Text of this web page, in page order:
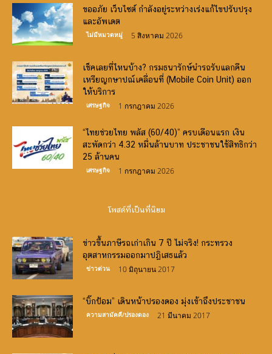
ขออภัย เว็บไซต์ กำลังอยู่ระหว่างเร่งแก้ไขปรับปรุง
และอัพเดต
ไม่มีหมวดหมู่ 5 สิงหาคม 2026
เช็คเลยที่ไหนบ้าง? กรมธนารักษ์นำรถรับแลกคืน
เหรียญกษาปณ์เคลื่อนที่ (Mobile Coin Unit) ออก
ให้บริการ
เศรษฐกิจ 1 กรกฎาคม 2026
“ไทยช่วยไทย พลัส (60/40)” ครบเดือนแรก เงิน
สะพัดกว่า 4.32 หมื่นล้านบาท ประชาชนใช้สิทธิกว่า
25 ล้านคน
เศรษฐกิจ 1 กรกฎาคม 2026
โพสต์ที่เป็นที่นิยม
ข่าวขึ้นภาษีรถเก่าเกิน 7 ปี ไม่จริง! กระทรวง
อุตสาหกรรมออกมาปฏิเสธแล้ว
ข่าวด่วน 10 มิถุนายน 2017
“บิ๊กป้อม” เดินหน้าปรองดอง มุ่งเข้าถึงประชาชน
ความสามัคคี/ปรองดอง 21 มีนาคม 2017